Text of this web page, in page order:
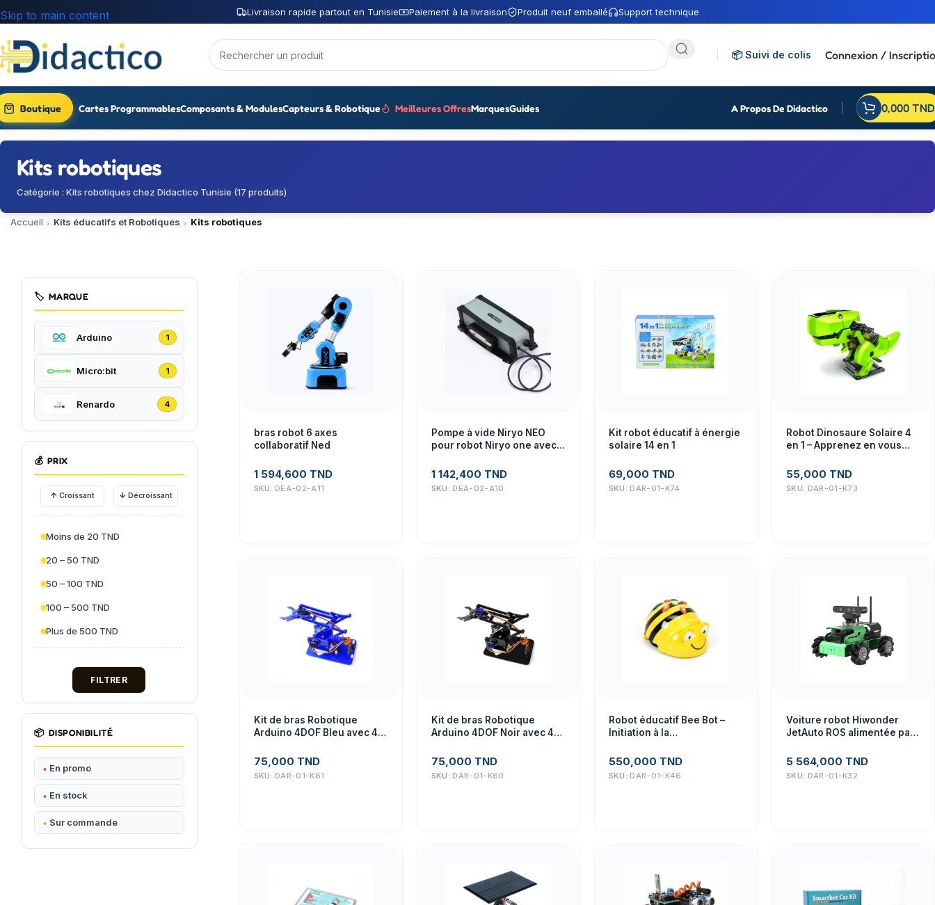
Livraison rapide partout en Tunisie Paiement à la livraison Produit neuf emballé Support technique
Skip to main content
📦 Suivi de colis Connexion /
Boutique Cartes ProgrammablesComposants & ModulesCapteurs & Robotique Meilleures OffresMarquesGuides A Propos De Didactico 0,000 TND
Kits robotiques
Catégorie : Kits robotiques chez Didactico Tunisie (17 produits)
Accueil Kits éducatifs et Robotiques Kits robotiques
🏷️ MARQUE
Arduino 1
Micro:bit 1
Renardo 4
💰 PRIX
↑ Croissant ↓ Décroissant
Moins de 20 TND
20 – 50 TND
50 – 100 TND
100 – 500 TND
Plus de 500 TND
FILTRER
📦 DISPONIBILITÉ
En promo
En stock
Sur commande
bras robot 6 axes
collaboratif Ned
1 594,600 TND
SKU: DEA-02-A11
Pompe à vide Niryo NEO
pour robot Niryo one avec
diamètre de la ventouse 20
mm avec tous les
1 142,400 TND
SKU: DEA-02-A10
Kit robot éducatif à énergie
solaire 14 en 1
69,000 TND
SKU: DAR-01-K74
Robot Dinosaure Solaire 4
en 1 – Apprenez en vous
55,000 TND
SKU: DAR-01-K73
Kit de bras Robotique
Arduino 4DOF Bleu avec 4
75,000 TND
SKU: DAR-01-K61
Kit de bras Robotique
Arduino 4DOF Noir avec 4
75,000 TND
SKU: DAR-01-K60
Robot éducatif Bee Bot –
Initiation à la
550,000 TND
SKU: DAR-01-K46
Voiture robot Hiwonder
JetAuto ROS alimentée par
de profondeur Lidar, écran
tactile, prise en charge de
5 564,000 TND
SKU: DAR-01-K32